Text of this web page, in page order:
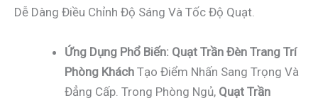
Dễ Dàng Điều Chỉnh Độ Sáng Và Tốc Độ Quạt.
Ứng Dụng Phổ Biến: Quạt Trần Đèn Trang Trí
Phòng Khách Tạo Điểm Nhấn Sang Trọng Và
Đẳng Cấp. Trong Phòng Ngủ, Quạt Trần